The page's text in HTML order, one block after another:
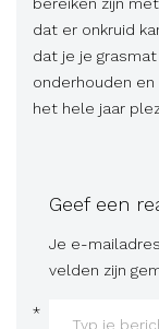
dat er onkruid
dat je je
onderhouden en
het hele jaar
Geef een
Je e-
velden zijn
*